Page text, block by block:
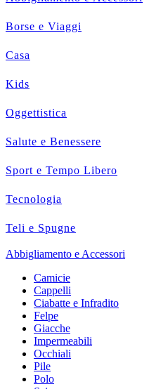
Borse e Viaggi
Casa
Kids
Oggettistica
Salute e Benessere
Sport e Tempo Libero
Tecnologia
Teli e Spugne
Abbigliamento e Accessori
Camicie
Cappelli
Ciabatte e Infradito
Felpe
Giacche
Impermeabili
Occhiali
Pile
Polo